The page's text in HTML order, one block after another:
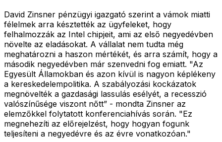
David Zinsner pénzügyi igazgató szerint a vámok miatti
félelmek arra késztették az ügyfeleket, hogy
felhalmozzák az Intel chipjeit, ami az első negyedévben
növelte az eladásokat. A vállalat nem tudta még
meghatározni a haszon mértékét, és arra számít, hogy a
második negyedévben már szenvedni fog emiatt. "Az
Egyesült Államokban és azon kívül is nagyon képlékeny
a kereskedelempolitika. A szabályozási kockázatok
megnövelték a gazdasági lassulás esélyét, a recesszió
valószínűsége viszont nőtt” - mondta Zinsner az
elemzőkkel folytatott konferenciahívás során. "Ez
megnehezíti az előrejelzést, hogy hogyan fogunk
teljesíteni a negyedévre és az évre vonatkozóan."